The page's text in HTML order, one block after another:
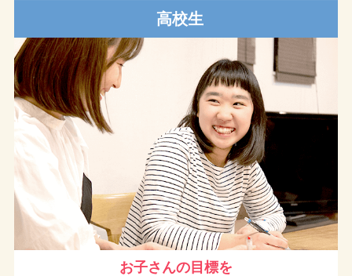
高校生
お子さんの目標を